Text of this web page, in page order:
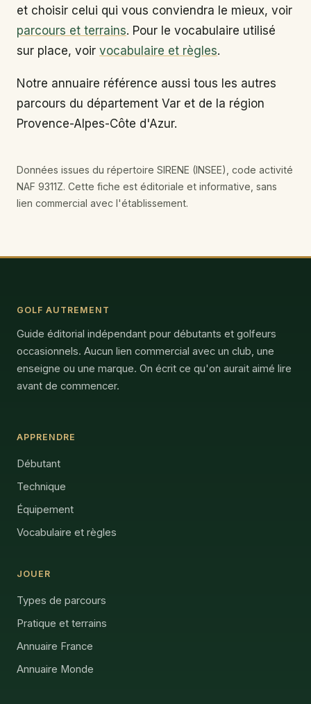
et choisir celui qui vous conviendra le mieux, voir
parcours et terrains. Pour le vocabulaire utilisé
sur place, voir vocabulaire et règles.
Notre annuaire référence aussi tous les autres
parcours du département Var et de la région
Provence-Alpes-Côte d'Azur.
Données issues du répertoire SIRENE (INSEE), code activité
NAF 9311Z. Cette fiche est éditoriale et informative, sans
lien commercial avec l'établissement.
GOLF AUTREMENT
Guide éditorial indépendant pour débutants et golfeurs
occasionnels. Aucun lien commercial avec un club, une
enseigne ou une marque. On écrit ce qu'on aurait aimé lire
avant de commencer.
APPRENDRE
Débutant
Technique
Équipement
Vocabulaire et règles
JOUER
Types de parcours
Pratique et terrains
Annuaire France
Annuaire Monde